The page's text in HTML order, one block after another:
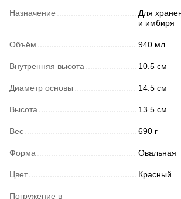
Назначение
Для
и имбиря
Объём 940 мл
Внутренняя высота 10.5 см
Диаметр основы 14.5 см
Высота 13.5 см
Вес 690 г
Форма Овальная
Цвет Красный
Погружение в